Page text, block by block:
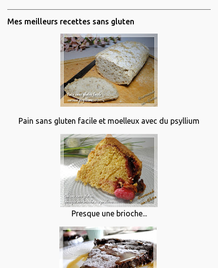
Mes meilleurs recettes sans gluten
Pain sans gluten facile et moelleux avec du psyllium
Presque une brioche...